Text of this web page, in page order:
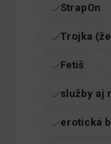
StrapOn
Trojka
Fetiš
služby aj
erotická